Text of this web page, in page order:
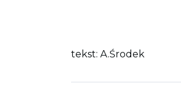
tekst: A.Środek